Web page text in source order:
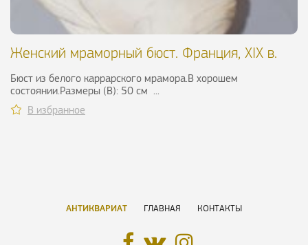
Женский мраморный бюст. Франция, XIX в.
Бюст из белого каррарского мрамора.В хорошем
состоянии.Размеры (В): 50 см ...
В избранное
АНТИКВАРИАТ ГЛАВНАЯ КОНТАКТЫ